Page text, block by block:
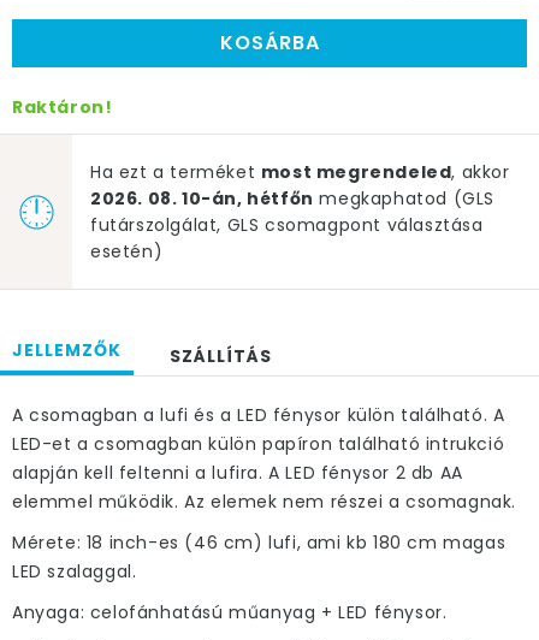
KOSÁRBA
Raktáron!
Ha ezt a terméket most megrendeled, akkor
2026. 08. 10-án, hétfőn megkaphatod (GLS
futárszolgálat, GLS csomagpont választása
esetén)
JELLEMZŐK SZÁLLÍTÁS
A csomagban a lufi és a LED fénysor külön található. A
LED-et a csomagban külön papíron található intrukció
alapján kell feltenni a lufira. A LED fénysor 2 db AA
elemmel működik. Az elemek nem részei a csomagnak.
Mérete: 18 inch-es (46 cm) lufi, ami kb 180 cm magas
LED szalaggal.
Anyaga: celofánhatású műanyag + LED fénysor.